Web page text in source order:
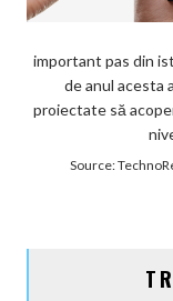
important pas din
de anul acesta
proiectate să
Source: